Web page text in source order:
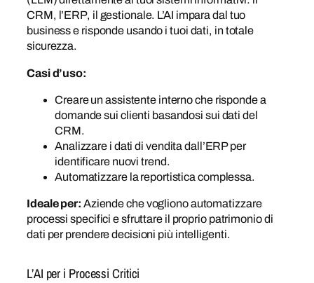
CRM, l’ERP, il gestionale. L’AI impara dal tuo
business e risponde usando i tuoi dati, in totale
sicurezza.
Casi d’uso:
Creare un assistente interno che risponde a
domande sui clienti basandosi sui dati del
CRM.
Analizzare i dati di vendita dall’ERP per
identificare nuovi trend.
Automatizzare la reportistica complessa.
Ideale per: Aziende che vogliono automatizzare
processi specifici e sfruttare il proprio patrimonio di
dati per prendere decisioni più intelligenti.
L’AI per i Processi Critici